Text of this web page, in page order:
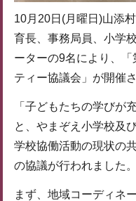
10月20日(月曜日)山添
育長、事務局員、小学
ーターの9名により、
ティー協議会」が開催
「子どもたちの学びが
と、やまぞえ小学校及
学校協働活動の現状の
の協議が行われました。
まず、地域コーディネ